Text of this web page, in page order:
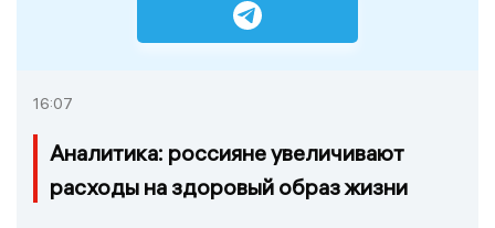
16:07
Аналитика: россияне увеличивают
расходы на здоровый образ жизни